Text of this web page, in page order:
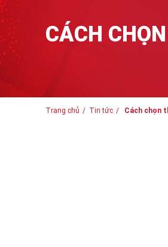
CÁCH
Trang chủ Tin tức Cách chọn